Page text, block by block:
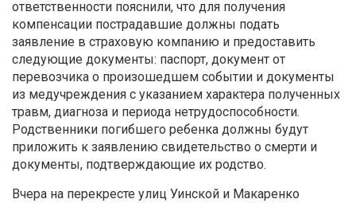
ответственности пояснили, что для получения
компенсации пострадавшие должны подать
заявление в страховую компанию и предоставить
следующие документы: паспорт, документ от
перевозчика о произошедшем событии и документы
из медучреждения с указанием характера полученных
травм, диагноза и периода нетрудоспособности.
Родственники погибшего ребенка должны будут
приложить к заявлению свидетельство о смерти и
документы, подтверждающие их родство.
Вчера на перекресте улиц Уинской и Макаренко